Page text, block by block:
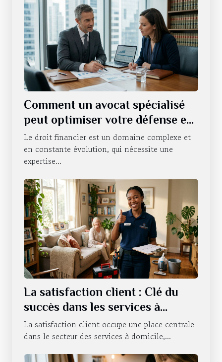
Comment un avocat spécialisé
peut optimiser votre défense en
droit financier ?
Le droit financier est un domaine complexe et
en constante évolution, qui nécessite une
expertise...
La satisfaction client : Clé du
succès dans les services à
domicile
La satisfaction client occupe une place centrale
dans le secteur des services à domicile,...